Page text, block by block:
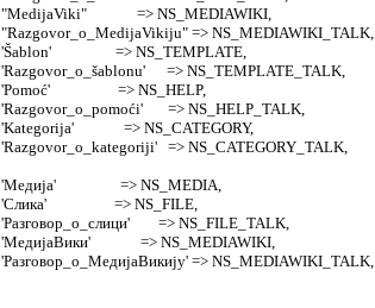
	"MedijaViki"              => NS_MEDIAWIKI,
	"Razgovor_o_MedijaVikiju" => NS_MEDIAWIKI_TALK,
	'Šablon'                  => NS_TEMPLATE,
	'Razgovor_o_šablonu'      => NS_TEMPLATE_TALK,
	'Pomoć'                   => NS_HELP,
	'Razgovor_o_pomoći'       => NS_HELP_TALK,
	'Kategorija'              => NS_CATEGORY,
	'Razgovor_o_kategoriji'   => NS_CATEGORY_TALK,
	'Медија'                  => NS_MEDIA,
	'Слика'                   => NS_FILE,
	'Разговор_о_слици'        => NS_FILE_TALK,
	'МедијаВики'              => NS_MEDIAWIKI,
	'Разговор_о_МедијаВикију' => NS_MEDIAWIKI_TALK,